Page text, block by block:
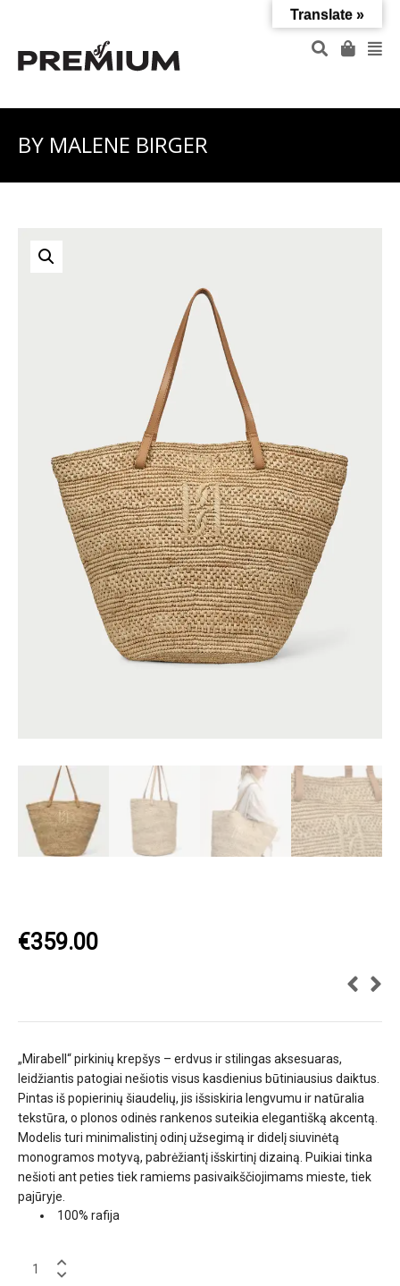
BY MALENE BIRGER
€359.00
„Mirabell“ pirkinių krepšys – erdvus ir stilingas aksesuaras,
leidžiantis patogiai nešiotis visus kasdienius būtiniausius daiktus.
Pintas iš popierinių šiaudelių, jis išsiskiria lengvumu ir natūralia
tekstūra, o plonos odinės rankenos suteikia elegantišką akcentą.
Modelis turi minimalistinį odinį užsegimą ir didelį siuvinėtą
monogramos motyvą, pabrėžiantį išskirtinį dizainą. Puikiai tinka
nešioti ant peties tiek ramiems pasivaikščiojimams mieste, tiek
pajūryje.
100% rafija
MALENE
Translate »